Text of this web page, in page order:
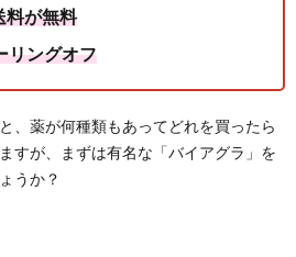
料が無料
リングオフ
、薬が何種類もあってどれを買ったら
すが、まずは有名な「バイアグラ」を
うか？